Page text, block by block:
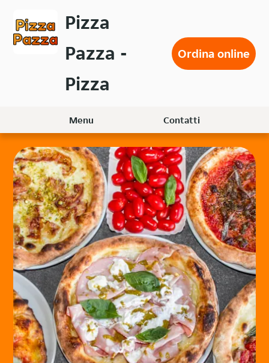
contenuto
Pizza
Pazza -
Pizza
Ordina online
Menu Contatti